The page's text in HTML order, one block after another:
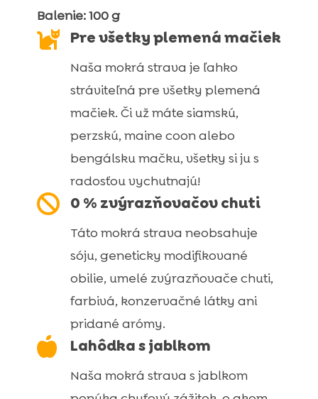
Balenie: 100 g
 Pre všetky plemená mačiek
Naša mokrá strava je ľahko
stráviteľná pre všetky plemená
mačiek. Či už máte siamskú,
perzskú, maine coon alebo
bengálsku mačku, všetky si ju s
radosťou vychutnajú!
 0 % zvýrazňovačov chuti
Táto mokrá strava neobsahuje
sóju, geneticky modifikované
obilie, umelé zvýrazňovače chuti,
farbivá, konzervačné látky ani
pridané arómy.
 Lahôdka s jablkom
Naša mokrá strava s jablkom